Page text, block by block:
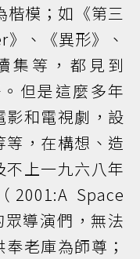
楷模；如《第三
、《異形》、
集等，都見到
但是這麼多年
和電視劇，設
，在構想、造
上一九六八年
Space
導演們，無法
老庫為師尊；